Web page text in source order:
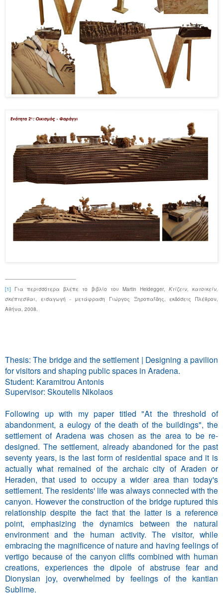
[1] Για περισσότερα βλέπε το βιβλίο του Martin Heidegger, Κτίζειν, κατοικείν,
σκέπτεσθαι , εισαγωγή - μετάφραση Γιώργος Ξηροπαΐδης, εκδόσεις Πλέθρον,
Αθήνα, 2008.
Thesis: The bridge and the settlement | Designing a pavilion
for visitors and shaping public spaces in Aradena.
Student: Karamitrou Antonis
Supervisor: Skoutelis Nikolaos
Following up with my paper titled "At the threshold of
abandonment, a eulogy of the death of the buildings", the
settlement of Aradena was chosen as the area to be re-
designed. The settlement, already abandoned for the past
seventy years, is the last form of residential space and it is
actually what remained of the archaic city of Araden or
Heraden, that used to occupy a wider area than today's
settlement. The residents' life was always connected with the
canyon. However the construction of the bridge ruptured this
relationship despite the fact that the latter is a reference
point, emphasizing the dynamics between the natural
environment and the human activity. The visitor, while
embracing the magnificence of nature and having feelings of
vertigo because of the canyon cliffs combined with human
creations, experiences the dipole of abstruse fear and
Dionysian joy, overwhelmed by feelings of the kantian
Sublime.